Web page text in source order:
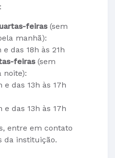
feiras(sem
manhã):
e das 18h às 21h
feiras(sem
noite):
e das 13h às 17h
e das 13h às 17h
entre em contato
da instituição.